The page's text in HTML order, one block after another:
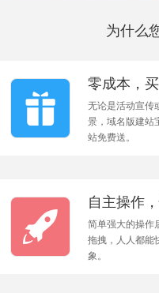
为什么
零成本，
无论是活动宣传
景，域名版建站
站免费送。
自主操作
简单强大的操作
拖拽，人人都能
象。